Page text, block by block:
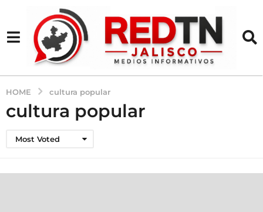
HOME cultura popular
cultura popular
Most Voted